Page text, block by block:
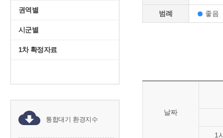
권역별
시군별
1차 확정자료
통합대기 환경지수
범례 좋음
날짜
1